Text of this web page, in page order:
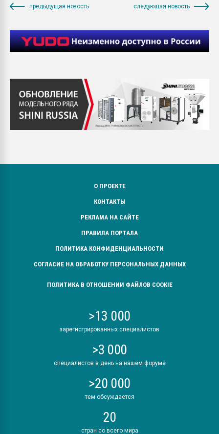
предыдущая новость следующая новость
О ПРОЕКТЕ
КОНТАКТЫ
РЕКЛАМА НА САЙТЕ
ПРАВИЛА ПОРТАЛА
ПОЛИТИКА КОНФИДЕНЦИАЛЬНОСТИ
СОГЛАСИЕ НА ОБРАБОТКУ ПЕРСОНАЛЬНЫХ ДАННЫХ
ПОЛИТИКА В ОТНОШЕНИИ ФАЙЛОВ COOKIE
>13 000
зарегистрированных специалистов
>3 000
специалистов в день на нашем форуме
>20 000
тем обсуждается
20
стран со всего мира